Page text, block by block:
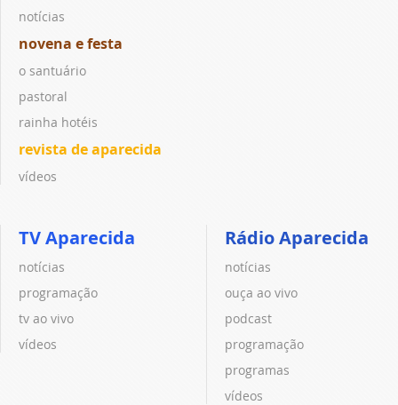
notícias
novena e festa
o santuário
pastoral
rainha hotéis
revista de aparecida
vídeos
TV Aparecida
notícias
programação
tv ao vivo
vídeos
Rádio Aparecida
notícias
ouça ao vivo
podcast
programação
programas
vídeos